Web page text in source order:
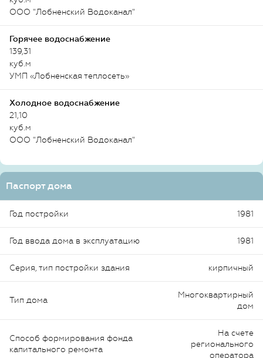
ООО "Лобненский Водоканал"
Горячее водоснабжение
139,31
куб.м
УМП «Лобненская теплосеть»
Холодное водоснабжение
21,10
куб.м
ООО "Лобненский Водоканал"
Паспорт дома
Год постройки 1981
Год ввода дома в эксплуатацию 1981
Серия, тип постройки здания кирпичный
Тип дома
Многоквартирный
дом
Способ формирования фонда
капитального ремонта
На счете
регионального
оператора